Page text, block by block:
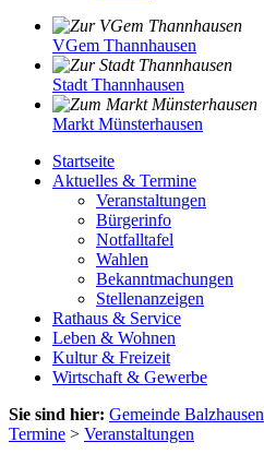
VGem Thannhausen
Stadt Thannhausen
Markt Münsterhausen
Startseite
Aktuelles & Termine
Veranstaltungen
Bürgerinfo
Notfalltafel
Wahlen
Bekanntmachungen
Stellenanzeigen
Rathaus & Service
Leben & Wohnen
Kultur & Freizeit
Wirtschaft & Gewerbe
Sie sind hier: Gemeinde Balzhausen
Termine > Veranstaltungen